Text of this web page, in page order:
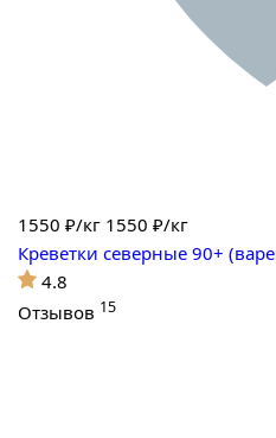
1550 ₽/кг 1550 ₽/кг
Креветки северные 90+
4.8
Отзывов 15